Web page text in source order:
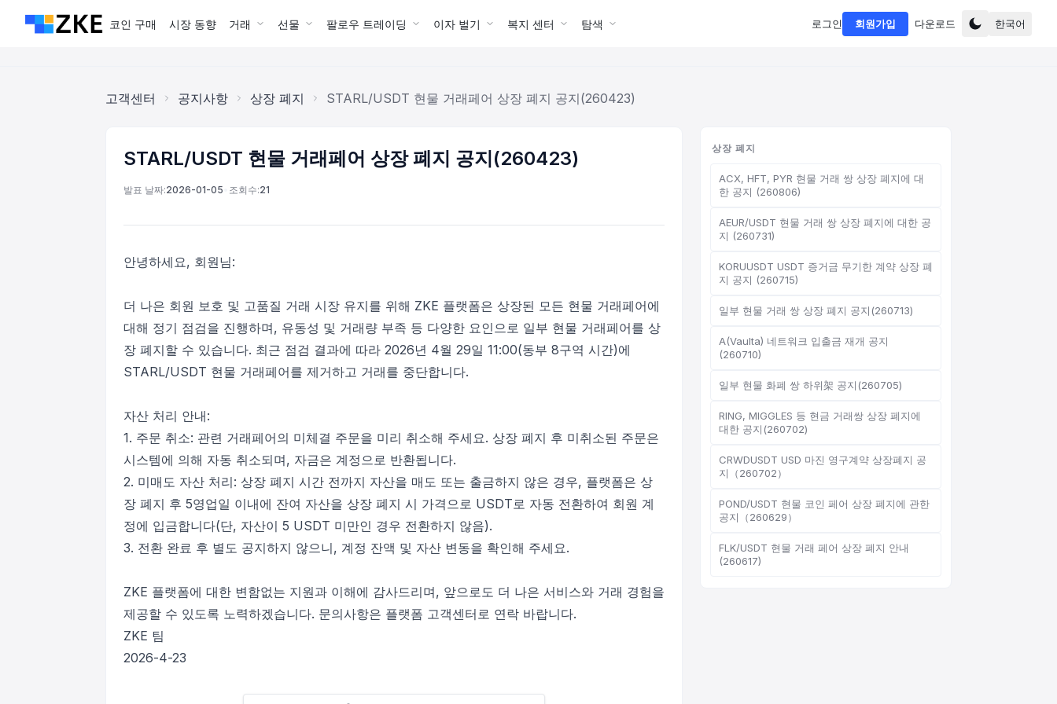
코인 구매 시장 동향 거래 선물 팔로우 트레이딩 이자 벌기 복지 센터 탐색 로그인 회원가입 다운로드 한국어
고객센터 공지사항 상장 폐지 STARL/USDT 현물 거래페어 상장 폐지 공지(260423)
STARL/USDT 현물 거래페어 상장 폐지 공지(260423)
발표 날짜:2026-01-05 조회수:21
안녕하세요, 회원님:
더 나은 회원 보호 및 고품질 거래 시장 유지를 위해 ZKE 플랫폼은 상장된 모든 현물 거래페어에
대해 정기 점검을 진행하며, 유동성 및 거래량 부족 등 다양한 요인으로 일부 현물 거래페어를 상
장 폐지할 수 있습니다. 최근 점검 결과에 따라 2026년 4월 29일 11:00(동부 8구역 시간)에
STARL/USDT 현물 거래페어를 제거하고 거래를 중단합니다.
자산 처리 안내:
1. 주문 취소: 관련 거래페어의 미체결 주문을 미리 취소해 주세요. 상장 폐지 후 미취소된 주문은
시스템에 의해 자동 취소되며, 자금은 계정으로 반환됩니다.
2. 미매도 자산 처리: 상장 폐지 시간 전까지 자산을 매도 또는 출금하지 않은 경우, 플랫폼은 상
장 폐지 후 5영업일 이내에 잔여 자산을 상장 폐지 시 가격으로 USDT로 자동 전환하여 회원 계
정에 입금합니다(단, 자산이 5 USDT 미만인 경우 전환하지 않음).
3. 전환 완료 후 별도 공지하지 않으니, 계정 잔액 및 자산 변동을 확인해 주세요.
ZKE 플랫폼에 대한 변함없는 지원과 이해에 감사드리며, 앞으로도 더 나은 서비스와 거래 경험을
제공할 수 있도록 노력하겠습니다. 문의사항은 플랫폼 고객센터로 연락 바랍니다.
ZKE 팀
2026-4-23
상장 폐지
ACX, HFT, PYR 현물 거래 쌍 상장 폐지에 대
한 공지 (260806)
AEUR/USDT 현물 거래 쌍 상장 폐지에 대한 공
지 (260731)
KORUUSDT USDT 증거금 무기한 계약 상장 폐
지 공지 (260715)
일부 현물 거래 쌍 상장 폐지 공지(260713)
A(Vaulta) 네트워크 입출금 재개 공지
(260710)
일부 현물 화폐 쌍 하위架 공지(260705)
RING, MIGGLES 등 현금 거래쌍 상장 폐지에
대한 공지(260702)
CRWDUSDT USD 마진 영구계약 상장폐지 공
지（260702）
POND/USDT 현물 코인 페어 상장 폐지에 관한
공지（260629）
FLK/USDT 현물 거래 페어 상장 폐지 안내
(260617)
안녕하세요, 무엇을 도와드릴까